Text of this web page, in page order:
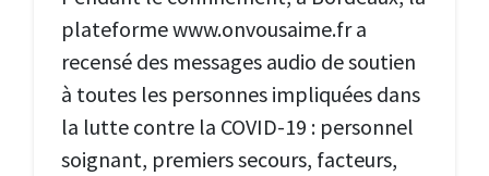
plateforme www.onvousaime.fr a
recensé des messages audio de soutien
à toutes les personnes impliquées dans
la lutte contre la COVID-19 : personnel
soignant, premiers secours, facteurs,